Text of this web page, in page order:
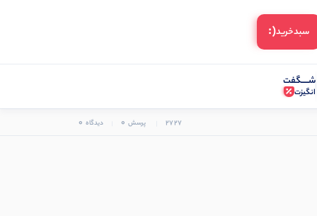
سبد‌خرید(:
شـــــگفت
انگیزت
2727 پرسش 0 دیدگاه 0